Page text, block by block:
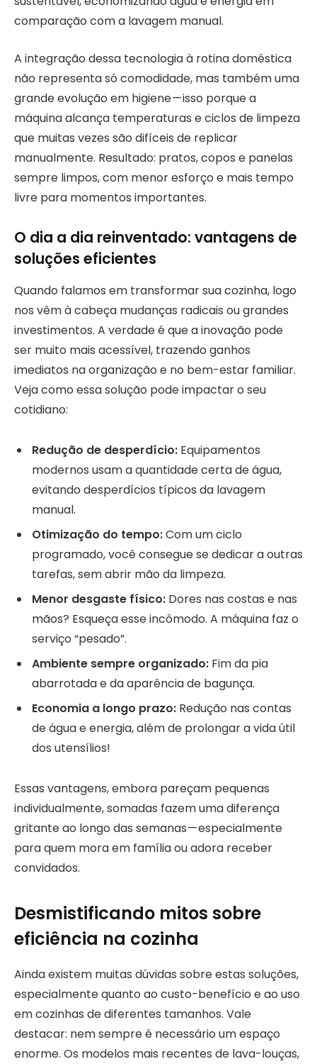
comparação com a lavagem manual.
A integração dessa tecnologia à rotina doméstica
não representa só comodidade, mas também uma
grande evolução em higiene — isso porque a
máquina alcança temperaturas e ciclos de limpeza
que muitas vezes são difíceis de replicar
manualmente. Resultado: pratos, copos e panelas
sempre limpos, com menor esforço e mais tempo
livre para momentos importantes.
O dia a dia reinventado: vantagens de
soluções eficientes
Quando falamos em transformar sua cozinha, logo
nos vêm à cabeça mudanças radicais ou grandes
investimentos. A verdade é que a inovação pode
ser muito mais acessível, trazendo ganhos
imediatos na organização e no bem-estar familiar.
Veja como essa solução pode impactar o seu
cotidiano:
Redução de desperdício: Equipamentos
modernos usam a quantidade certa de água,
evitando desperdícios típicos da lavagem
manual.
Otimização do tempo:Com um ciclo
programado, você consegue se dedicar a outras
tarefas, sem abrir mão da limpeza.
Menor desgaste físico: Dores nas costas e nas
mãos? Esqueça esse incômodo. A máquina faz o
serviço “pesado”.
Ambiente sempre organizado: Fim da pia
abarrotada e da aparência de bagunça.
Economia a longo prazo: Redução nas contas
de água e energia, além de prolongar a vida útil
dos utensílios!
Essas vantagens, embora pareçam pequenas
individualmente, somadas fazem uma diferença
gritante ao longo das semanas — especialmente
para quem mora em família ou adora receber
convidados.
Desmistificando mitos sobre
eficiência na cozinha
Ainda existem muitas dúvidas sobre estas soluções,
especialmente quanto ao custo-benefício e ao uso
em cozinhas de diferentes tamanhos. Vale
destacar: nem sempre é necessário um espaço
enorme. Os modelos mais recentes de lava-louças,